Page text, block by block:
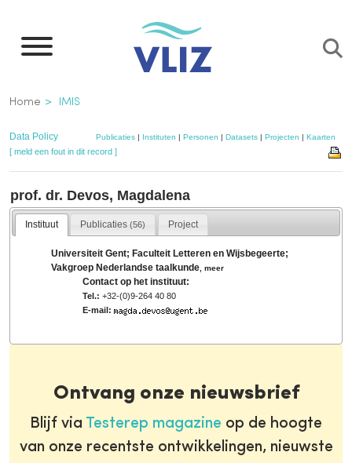
naar
inhoud
gaan
Kruimelpad
Home IMIS
Data Policy Publicaties| Instituten | Personen | Datasets| Projecten | Kaarten
[ meld een fout in dit record ]
prof. dr. Devos, Magdalena
Instituut Publicaties(56) Project
Universiteit Gent; Faculteit Letteren en Wijsbegeerte;
Vakgroep Nederlandse taalkunde ,meer
Contact op het instituut:
Tel.: +32-(0)9-264 40 80
E-mail:
Ontvang onze nieuwsbrief
Blijf via Testerep magazine op de hoogte
van onze recentste ontwikkelingen, nieuwste